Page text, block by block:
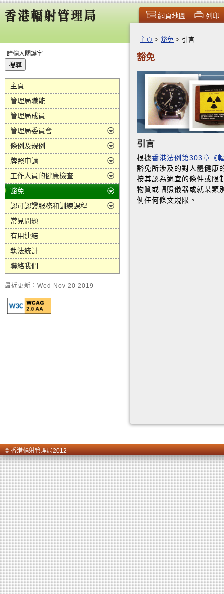
網頁地圖 列印
主頁
管理局職能
管理局成員
管理局委員會
條例及規例
牌照申請
工作人員的健康檢查
豁免
認可認證服務和訓練課程
常見問題
有用連結
執法統計
聯絡我們
最近更新：Wed Nov 20 2019
主頁 > 豁免 > 引言
豁免
引言
根據香港法例第303章《
豁免所涉及的對人體健康
按其認為適宜的條件或限
物質或輻照儀器或就某類
例任何條文規限。
© 香港輻射管理局2012